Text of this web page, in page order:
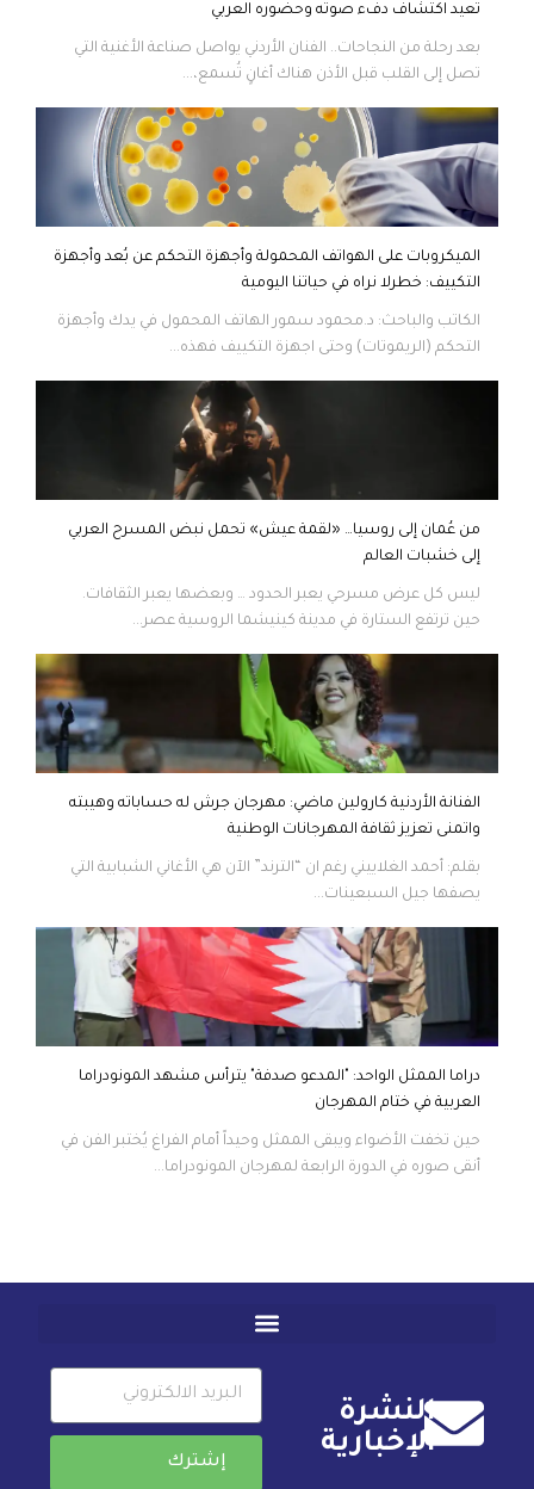
تعيد اكتشاف دفء صوته وحضوره العربي
بعد رحلة من النجاحات.. الفنان الأردني يواصل صناعة الأغنية التي
تصل إلى القلب قبل الأذن هناك أغانٍ تُسمع،...
الميكروبات على الهواتف المحمولة وأجهزة التحكم عن بُعد وأجهزة
التكييف: خطرلا نراه في حياتنا اليومية
الكاتب والباحث: د.محمود سمور الهاتف المحمول في يدك وأجهزة
التحكم (الريموتات) وحتى اجهزة التكييف فهذه...
من عُمان إلى روسيا… «لقمة عيش» تحمل نبض المسرح العربي
إلى خشبات العالم
ليس كل عرض مسرحي يعبر الحدود … وبعضها يعبر الثقافات.
حين ترتفع الستارة في مدينة كينيشما الروسية عصر...
الفنانة الأردنية كارولين ماضي: مهرجان جرش له حساباته وهيبته
واتمنى تعزيز ثقافة المهرجانات الوطنية
بقلم: أحمد الغلاييني رغم ان “الترند” الآن هي الأغاني الشبابية التي
يصفها جيل السبعينات...
دراما الممثل الواحد: "المدعو صدفة" يترأس مشهد المونودراما
العربية في ختام المهرجان
حين تخفت الأضواء ويبقى الممثل وحيداً أمام الفراغ يُختبر الفن في
أنقى صوره في الدورة الرابعة لمهرجان المونودراما...
النشرة
الإخبارية
إشترك